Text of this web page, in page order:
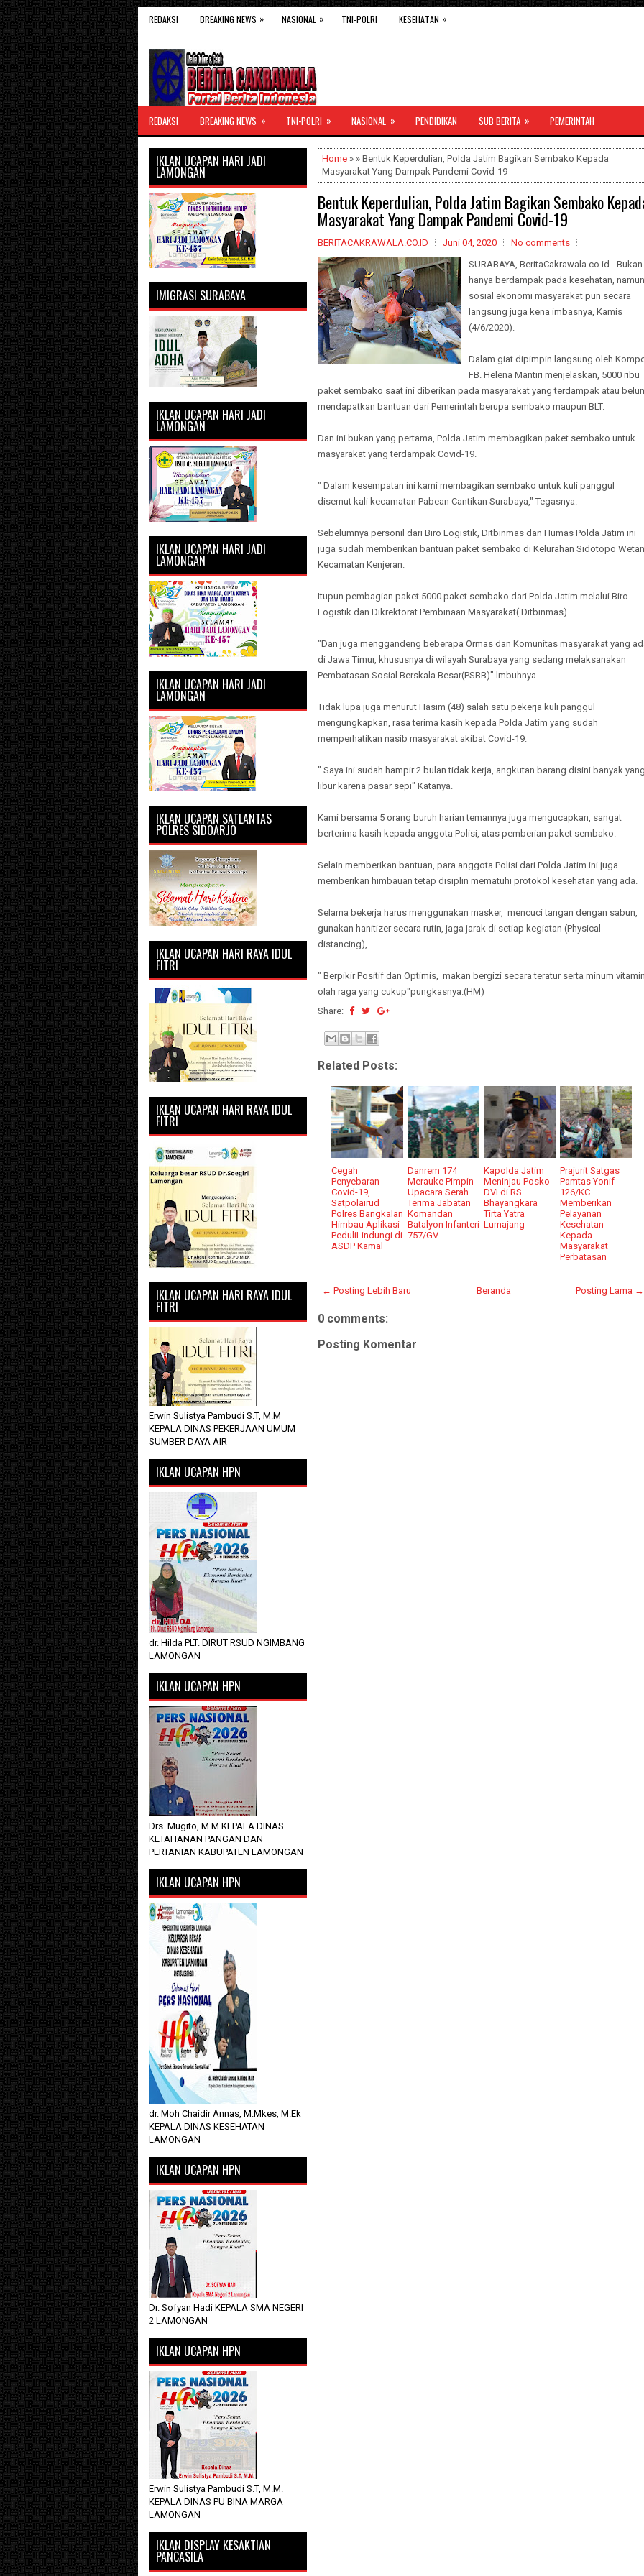
REDAKSI BREAKING NEWS » NASIONAL » TNI-POLRI KESEHATAN »
REDAKSI BREAKING NEWS » TNI-POLRI » NASIONAL » PENDIDIKAN SUB BERITA » PEMERINTAH
Home » » Bentuk Keperdulian, Polda Jatim Bagikan Sembako Kepada
Masyarakat Yang Dampak Pandemi Covid-19
Bentuk Keperdulian, Polda Jatim Bagikan Sembako
Masyarakat Yang Dampak Pandemi Covid-19
BERITACAKRAWALA.CO.ID Juni 04, 2020
No comments
SURABAYA, BeritaCakrawala.co.id - Bukan
hanya berdampak pada kesehatan, namun
sosial ekonomi masyarakat pun secara
langsung juga kena imbasnya, Kamis
(4/6/2020).
Dalam giat dipimpin langsung oleh
FB. Helena Mantiri menjelaskan, 5000 ribu
paket sembako saat ini diberikan pada masyarakat yang terdampak atau
mendapatkan bantuan dari Pemerintah berupa sembako maupun BLT.
Dan ini bukan yang pertama, Polda Jatim membagikan paket sembako untuk
masyarakat yang terdampak Covid-19.
" Dalam kesempatan ini kami membagikan sembako untuk kuli panggul
disemut kali kecamatan Pabean Cantikan Surabaya," Tegasnya.
Sebelumnya personil dari Biro Logistik, Ditbinmas dan Humas Polda Jatim ini
juga sudah memberikan bantuan paket sembako di Kelurahan Sidotopo Wetan
Kecamatan Kenjeran.
Itupun pembagian paket 5000 paket sembako dari Polda Jatim melalui Biro
Logistik dan Dikrektorat Pembinaan Masyarakat( Ditbinmas).
"Dan juga menggandeng beberapa Ormas dan Komunitas masyarakat yang
di Jawa Timur, khususnya di wilayah Surabaya yang sedang melaksanakan
Pembatasan Sosial Berskala Besar(PSBB)" lmbuhnya.
Tidak lupa juga menurut Hasim (48) salah satu pekerja kuli panggul
mengungkapkan, rasa terima kasih kepada Polda Jatim yang sudah
memperhatikan nasib masyarakat akibat Covid-19.
" Saya ini sudah hampir 2 bulan tidak kerja, angkutan barang disini banyak
libur karena pasar sepi" Katanya.
Kami bersama 5 orang buruh harian temannya juga mengucapkan, sangat
berterima kasih kepada anggota Polisi, atas pemberian paket sembako.
Selain memberikan bantuan, para anggota Polisi dari Polda Jatim ini juga
memberikan himbauan tetap disiplin mematuhi protokol kesehatan yang ada.
Selama bekerja harus menggunakan masker, mencuci tangan dengan sabun,
gunakan hanitizer secara rutin, jaga jarak di setiap kegiatan (Physical
distancing),
" Berpikir Positif dan Optimis, makan bergizi secara teratur serta minum
olah raga yang cukup"pungkasnya.(HM)
Share:
Related Posts:
Cegah
Penyebaran
Covid-19,
Satpolairud
Polres Bangkalan
Himbau Aplikasi
PeduliLindungi di
ASDP Kamal
Danrem 174
Merauke Pimpin
Upacara Serah
Terima Jabatan
Komandan
Batalyon Infanteri
757/GV
Kapolda Jatim
Meninjau Posko
DVI di RS
Bhayangkara
Tirta Yatra
Lumajang
Prajurit Satgas
Pamtas Yonif
126/KC
Memberikan
Pelayanan
Kesehatan
Kepada
Masyarakat
Perbatasan
← Posting Lebih Baru Posting Lama →
Beranda
0 comments:
Posting Komentar
IKLAN UCAPAN HARI JADI
LAMONGAN
IMIGRASI SURABAYA
IKLAN UCAPAN HARI JADI
LAMONGAN
IKLAN UCAPAN HARI JADI
LAMONGAN
IKLAN UCAPAN HARI JADI
LAMONGAN
IKLAN UCAPAN SATLANTAS
POLRES SIDOARJO
IKLAN UCAPAN HARI RAYA IDUL
FITRI
IKLAN UCAPAN HARI RAYA IDUL
FITRI
IKLAN UCAPAN HARI RAYA IDUL
FITRI
Erwin Sulistya Pambudi S.T, M.M
KEPALA DINAS PEKERJAAN UMUM
SUMBER DAYA AIR
IKLAN UCAPAN HPN
dr. Hilda PLT. DIRUT RSUD NGIMBANG
LAMONGAN
IKLAN UCAPAN HPN
Drs. Mugito, M.M KEPALA DINAS
KETAHANAN PANGAN DAN
PERTANIAN KABUPATEN LAMONGAN
IKLAN UCAPAN HPN
dr. Moh Chaidir Annas, M.Mkes, M.Ek
KEPALA DINAS KESEHATAN
LAMONGAN
IKLAN UCAPAN HPN
Dr. Sofyan Hadi KEPALA SMA NEGERI
2 LAMONGAN
IKLAN UCAPAN HPN
Erwin Sulistya Pambudi S.T, M.M.
KEPALA DINAS PU BINA MARGA
LAMONGAN
IKLAN DISPLAY KESAKTIAN
PANCASILA